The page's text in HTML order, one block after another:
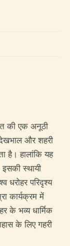
की एक अनूठी
और शहरी
है। हालांकि यह
स्थायी
धरोहर परिदृश्य
कार्यक्रम में
भव्य धार्मिक
के लिए गहरी